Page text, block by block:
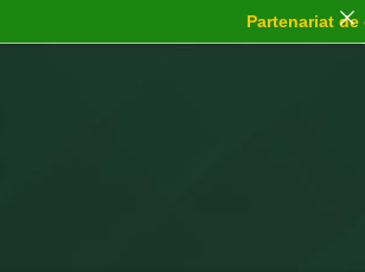
Partenariat de